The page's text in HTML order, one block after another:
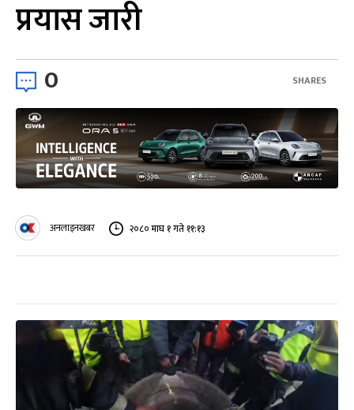
प्रयास जारी
0 SHARES
अनलाइनखबर २०८० माघ १ गते ११:१३